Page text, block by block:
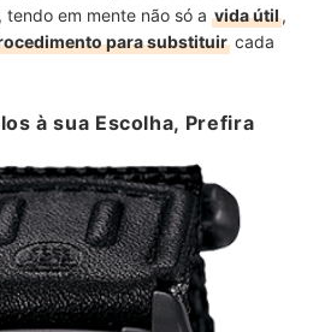
tendo em mente não só a vida útil,
para substituir cada
à sua Escolha, Prefira